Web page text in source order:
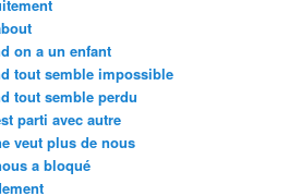
on a un enfant
tout semble impossible
tout semble perdu
parti avec autre
veut plus de nous
a bloqué